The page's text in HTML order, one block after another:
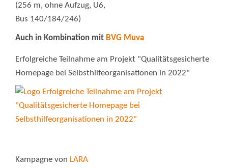
(256 m, ohne Aufzug, U6,
Bus 140/184/246)
Auch in Kombination mit BVG Muva
Erfolgreiche Teilnahme am Projekt "Qualitätsgesicherte
Homepage bei Selbsthilfeorganisationen in 2022"
Kampagne von LARA